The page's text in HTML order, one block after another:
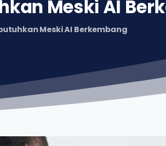
MeskiAI
Meski AI Berkembang